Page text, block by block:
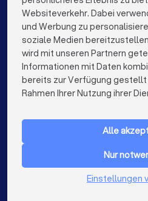
Reinigungsfirmen
Reinigungsfirmen
Reinigungsfirmen
Reinigungsfirmen
Reinigungsfirmen
info@trustlocal.de
FÜR PRIVATPERSONEN
Niederlande
Websiteverkehr. Dabei
und Werbung zu
soziale Medien
wird mit unseren Partnern
Informationen mit Daten
bereits zur Verfügung gestellt
Rahmen Ihrer Nutzung ihrer
Alle
Nur
Einstellungen